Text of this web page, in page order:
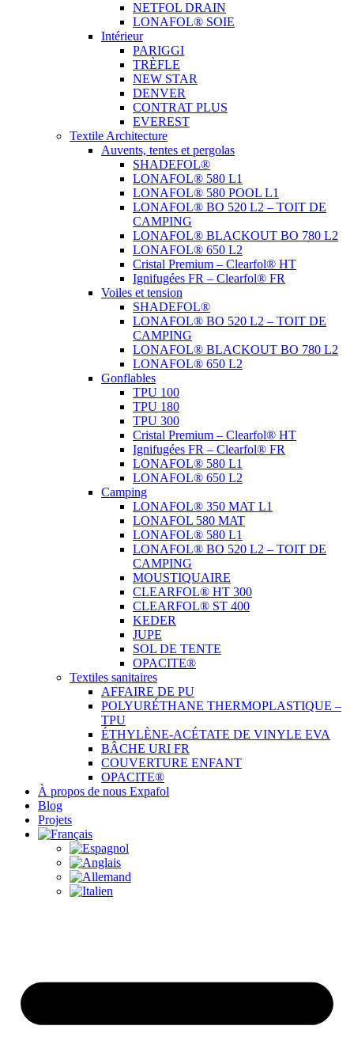
NETFOL DRAIN
LONAFOL® SOIE
Intérieur
PARIGGI
TRÈFLE
NEW STAR
DENVER
CONTRAT PLUS
EVEREST
Textile Architecture
Auvents, tentes et pergolas
SHADEFOL®
LONAFOL® 580 L1
LONAFOL® 580 POOL L1
LONAFOL® BO 520 L2 – TOIT DE
CAMPING
LONAFOL® BLACKOUT BO 780 L2
LONAFOL® 650 L2
Cristal Premium – Clearfol® HT
Ignifugées FR – Clearfol® FR
Voiles et tension
SHADEFOL®
LONAFOL® BO 520 L2 – TOIT DE
CAMPING
LONAFOL® BLACKOUT BO 780 L2
LONAFOL® 650 L2
Gonflables
TPU 100
TPU 180
TPU 300
Cristal Premium – Clearfol® HT
Ignifugées FR – Clearfol® FR
LONAFOL® 580 L1
LONAFOL® 650 L2
Camping
LONAFOL® 350 MAT L1
LONAFOL 580 MAT
LONAFOL® 580 L1
LONAFOL® BO 520 L2 – TOIT DE
CAMPING
MOUSTIQUAIRE
CLEARFOL® HT 300
CLEARFOL® ST 400
KEDER
JUPE
SOL DE TENTE
OPACITE®
Textiles sanitaires
AFFAIRE DE PU
POLYURÉTHANE THERMOPLASTIQUE –
TPU
ÉTHYLÈNE-ACÉTATE DE VINYLE EVA
BÂCHE URI FR
COUVERTURE ENFANT
OPACITE®
À propos de nous Expafol
Blog
Projets